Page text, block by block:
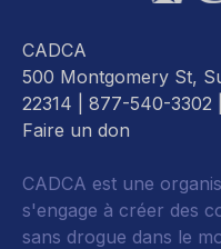
CADCA
500 Montgomery St,
22314 | 877-540-3302 |
Faire un don
CADCA est une
s'engage à créer des
sans drogue dans le